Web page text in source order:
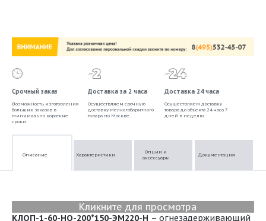
Срочный заказ
Возможность изготовления
больших заказов в
минимально короткие
сроки.
Доставка за 2 часа
Осуществляем срочную
доставку мелкогабаритного
товара по Москве.
Доставка 24 часа
Осуществляем доставку
товара до объекта 24 часа 7
дней в неделю.
Описание Характеристики
Опции и
аксессуары
Документация
Кликните для просмотра
КЛОП-1-60-НО-200*150-ЭМ220-H – огнезадерживающий